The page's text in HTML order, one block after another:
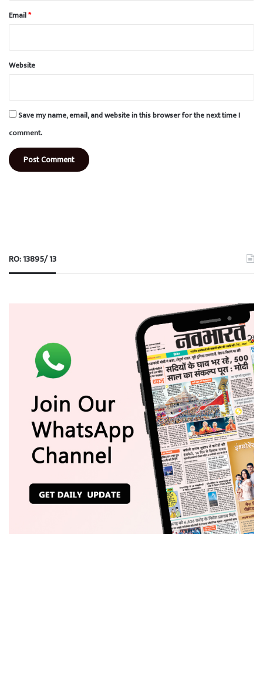
Email*
Website
Save my name, email, and website in this browser for the next time I
comment.
RO: 13895/ 13